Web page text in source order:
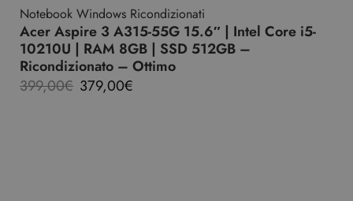
Notebook Windows Ricondizionati
Acer Aspire 3 A315-55G 15.6″ | Intel Core i5-
10210U | RAM 8GB | SSD 512GB –
Ricondizionato – Ottimo
399,00€ 379,00€